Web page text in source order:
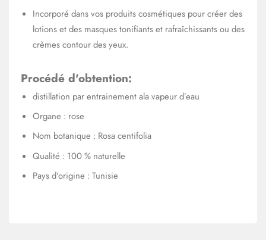
Incorporé dans vos produits cosmétiques pour créer des
lotions et des masques tonifiants et rafraîchissants ou des
crèmes contour des yeux.
Procédé d'obtention:
distillation par entrainement ala vapeur d’eau
Organe : rose
Nom botanique : Rosa centifolia
Qualité : 100 % naturelle
Pays d'origine : Tunisie